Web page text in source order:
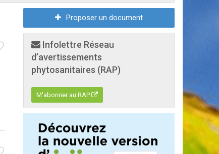
Proposer un document
Infolettre Réseau
d’avertissements
phytosanitaires (RAP)
M'abonner au RAP